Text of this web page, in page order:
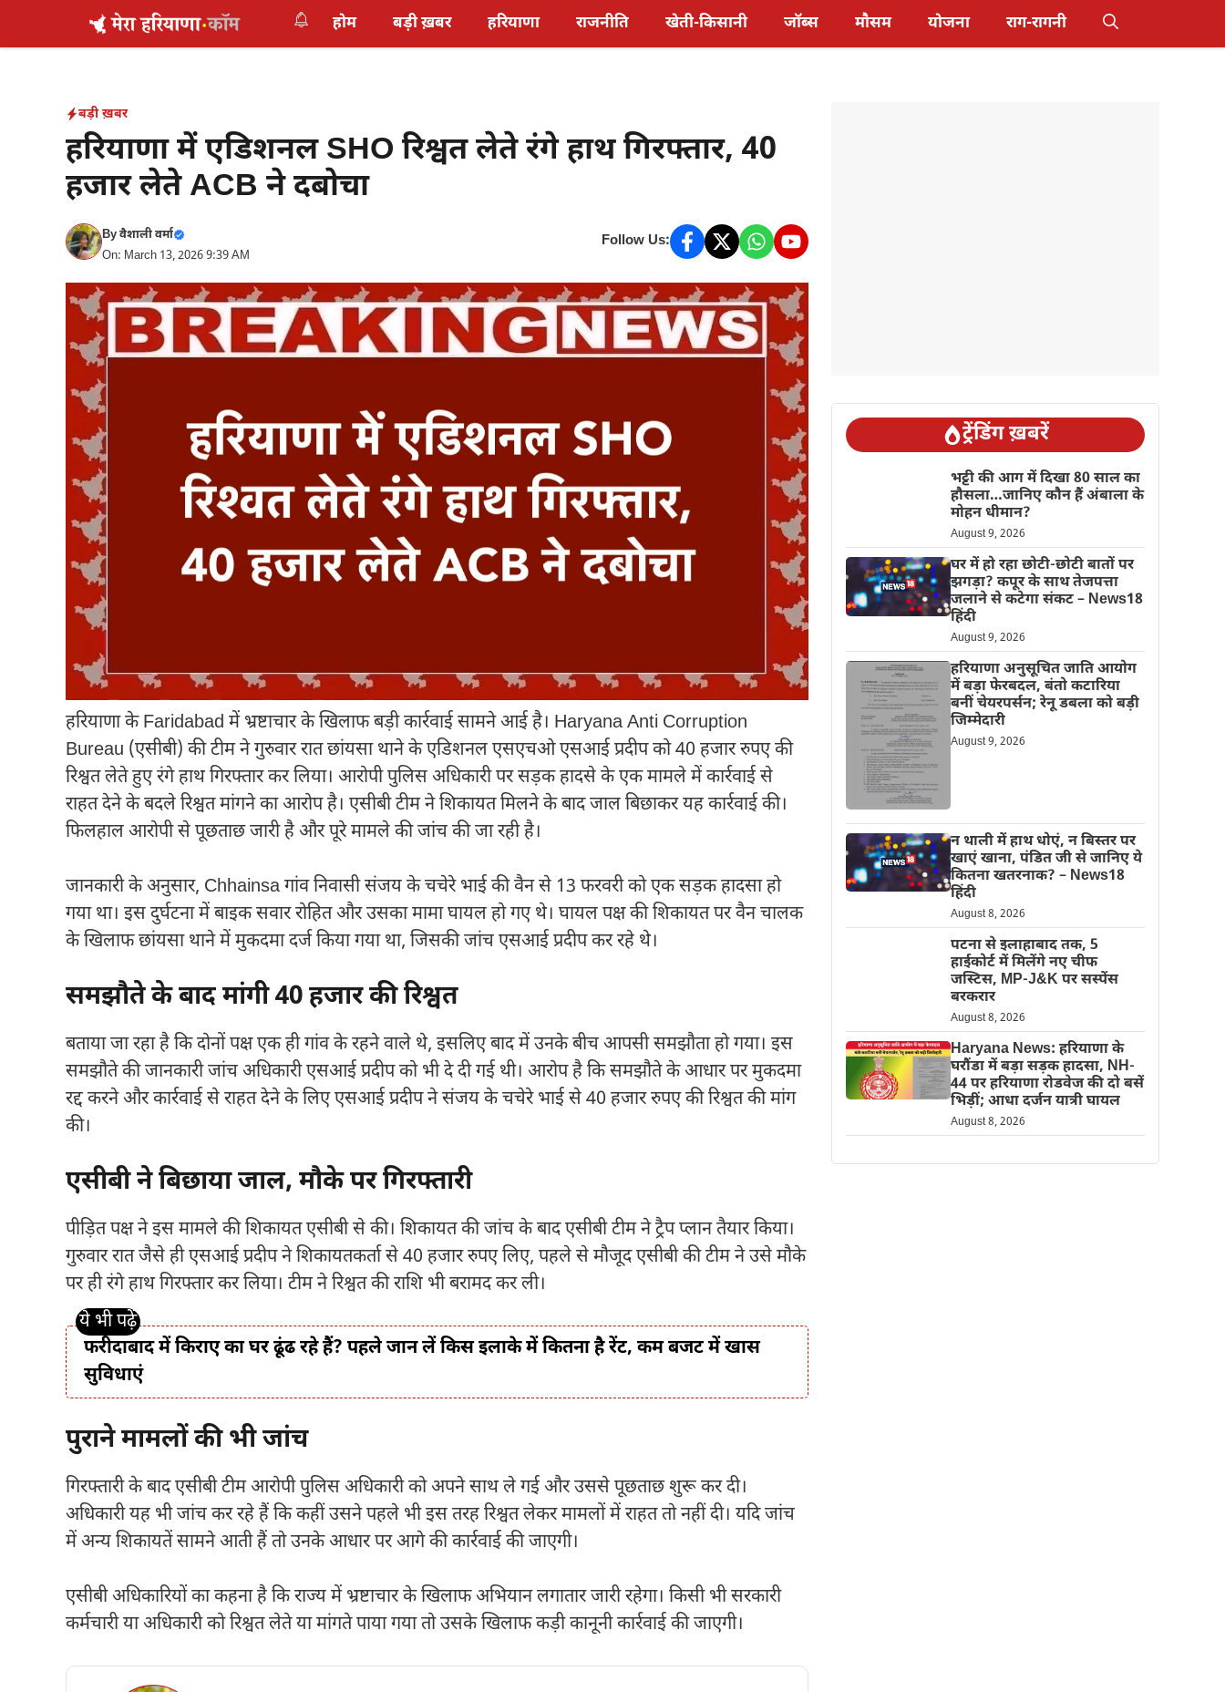
होम बड़ी ख़बर हरियाणा राजनीति खेती-किसानी जॉब्स मौसम योजना राग-रागनी
बड़ी ख़बर
हरियाणा में एडिशनल SHO रिश्वत लेते रंगे हाथ गिरफ्तार, 40
हजार लेते ACB ने दबोचा
Byवैशाली वर्मा
On: March 13, 2026 9:39 AM
Follow Us:
हरियाणा केFaridabad में भ्रष्टाचार के खिलाफ बड़ी कार्रवाई सामने आई है। Haryana Anti Corruption
Bureau (एसीबी) की टीम ने गुरुवार रात छांयसा थाने के एडिशनल एसएचओ एसआई प्रदीप को 40 हजार रुपए की
रिश्वत लेते हुए रंगे हाथ गिरफ्तार कर लिया। आरोपी पुलिस अधिकारी पर सड़क हादसे के एक मामले में कार्रवाई से
राहत देने के बदले रिश्वत मांगने का आरोप है। एसीबी टीम ने शिकायत मिलने के बाद जाल बिछाकर यह कार्रवाई की।
फिलहाल आरोपी से पूछताछ जारी है और पूरे मामले की जांच की जा रही है।
जानकारी के अनुसार, Chhainsaगांव निवासी संजय के चचेरे भाई की वैन से 13 फरवरी को एक सड़क हादसा हो
गया था। इस दुर्घटना में बाइक सवार रोहित और उसका मामा घायल हो गए थे। घायल पक्ष की शिकायत पर वैन चालक
के खिलाफ छांयसा थाने में मुकदमा दर्ज किया गया था, जिसकी जांच एसआई प्रदीप कर रहे थे।
समझौते के बाद मांगी 40 हजार की रिश्वत
बताया जा रहा है कि दोनों पक्ष एक ही गांव के रहने वाले थे, इसलिए बाद में उनके बीच आपसी समझौता हो गया। इस
समझौते की जानकारी जांच अधिकारी एसआई प्रदीप को भी दे दी गई थी। आरोप है कि समझौते के आधार पर मुकदमा
रद्द करने और कार्रवाई से राहत देने के लिए एसआई प्रदीप ने संजय के चचेरे भाई से 40 हजार रुपए की रिश्वत की मांग
की।
एसीबी ने बिछाया जाल, मौके पर गिरफ्तारी
पीड़ित पक्ष ने इस मामले की शिकायत एसीबी से की। शिकायत की जांच के बाद एसीबी टीम ने ट्रैप प्लान तैयार किया।
गुरुवार रात जैसे ही एसआई प्रदीप ने शिकायतकर्ता से 40 हजार रुपए लिए, पहले से मौजूद एसीबी की टीम ने उसे मौके
पर ही रंगे हाथ गिरफ्तार कर लिया। टीम ने रिश्वत की राशि भी बरामद कर ली।
फरीदाबाद में किराए का घर ढूंढ रहे हैं? पहले जान लें किस इलाके में कितना है रेंट, कम बजट में खास
सुविधाएं
पुराने मामलों की भी जांच
गिरफ्तारी के बाद एसीबी टीम आरोपी पुलिस अधिकारी को अपने साथ ले गई और उससे पूछताछ शुरू कर दी।
अधिकारी यह भी जांच कर रहे हैं कि कहीं उसने पहले भी इस तरह रिश्वत लेकर मामलों में राहत तो नहीं दी। यदि जांच
में अन्य शिकायतें सामने आती हैं तो उनके आधार पर आगे की कार्रवाई की जाएगी।
एसीबी अधिकारियों का कहना है कि राज्य में भ्रष्टाचार के खिलाफ अभियान लगातार जारी रहेगा। किसी भी सरकारी
कर्मचारी या अधिकारी को रिश्वत लेते या मांगते पाया गया तो उसके खिलाफ कड़ी कानूनी कार्रवाई की जाएगी।
ट्रेंडिंग ख़बरें
भट्टी की आग में दिखा 80 साल का
हौसला…जानिए कौन हैं अंबाला के
मोहन धीमान?
August 9, 2026
घर में हो रहा छोटी-छोटी बातों पर
झगड़ा? कपूर के साथ तेजपत्ता
जलाने से कटेगा संकट – News18
हिंदी
August 9, 2026
हरियाणा अनुसूचित जाति आयोग
में बड़ा फेरबदल, बंतो कटारिया
बनीं चेयरपर्सन; रेनू डबला को बड़ी
जिम्मेदारी
August 9, 2026
न थाली में हाथ धोएं, न बिस्तर पर
खाएं खाना, पंडित जी से जानिए ये
कितना खतरनाक? – News18
हिंदी
August 8, 2026
पटना से इलाहाबाद तक, 5
हाईकोर्ट में मिलेंगे नए चीफ
जस्टिस, MP-J&K पर सस्पेंस
बरकरार
August 8, 2026
Haryana News: हरियाणा के
घरौंडा में बड़ा सड़क हादसा, NH-
44 पर हरियाणा रोडवेज की दो बसें
भिड़ीं; आधा दर्जन यात्री घायल
August 8, 2026